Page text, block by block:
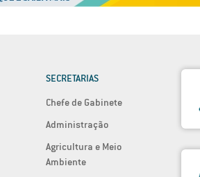
SECRETARIAS
Chefe de Gabinete
Administração
Agricultura e Meio
Ambiente